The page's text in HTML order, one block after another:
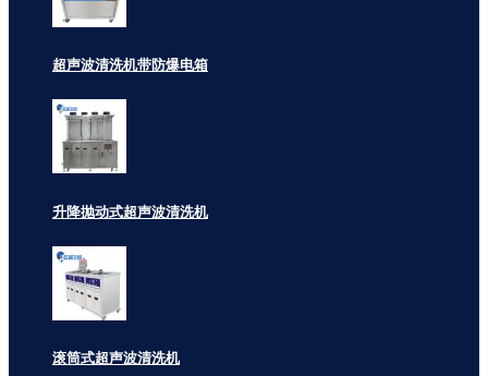
超声波清洗机带防爆电箱
升降抛动式超声波清洗机
滚筒式超声波清洗机